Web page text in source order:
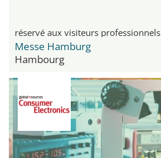
réservé aux visiteurs professionnels
Messe Hamburg
Hambourg